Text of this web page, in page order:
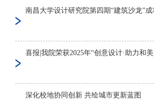
南昌大学设计研究院第四期“建筑沙龙”
喜报|我院荣获2025年“创意设计·助力和
深化校地协同创新 共绘城市更新蓝图